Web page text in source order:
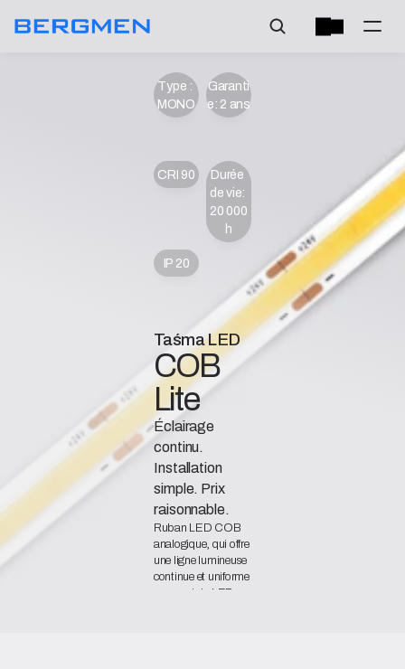
Durée
de vie:
20 000
h
Garanti
e: 2 ans
Type :
MONO
IP 20
CRI 90
Taśma LED
COB
Lite
Éclairage
continu.
Installation
simple. Prix
raisonnable.
Ruban LED COB
analogique, qui offre
une ligne lumineuse
continue et uniforme
sans points LED